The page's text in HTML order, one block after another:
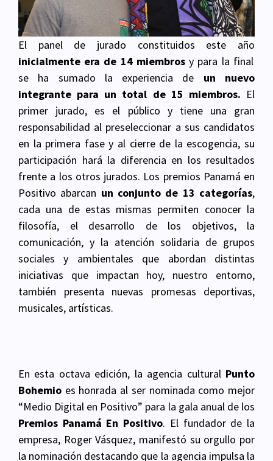
El panel de jurado constituidos este año
inicialmente era de 14 miembrosy para la final
se ha sumado la experiencia de un nuevo
integrante para un total de 15 miembros. El
primer jurado, es el público y tiene una gran
responsabilidad al preseleccionar a sus candidatos
en la primera fase y al cierre de la escogencia, su
participación hará la diferencia en los resultados
frente a los otros jurados. Los premios Panamá en
Positivo abarcan un conjunto de 13 categorías,
cada una de estas mismas permiten conocer la
filosofía, el desarrollo de los objetivos, la
comunicación, y la atención solidaria de grupos
sociales y ambientales que abordan distintas
iniciativas que impactan hoy, nuestro entorno,
también presenta nuevas promesas deportivas,
musicales, artísticas.
En esta octava edición, la agencia cultural Punto
Bohemio es honrada al ser nominada como mejor
“Medio Digital en Positivo” para la gala anual de los
Premios Panamá En Positivo. El fundador de la
empresa, Roger Vásquez, manifestó su orgullo por
la nominación destacando que la agencia impulsa la